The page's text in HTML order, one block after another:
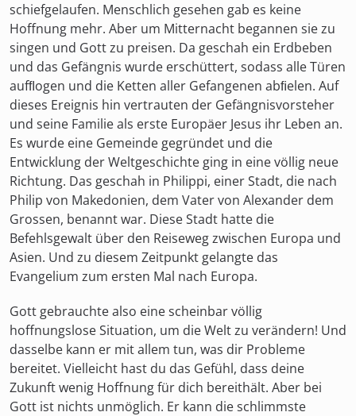
schiefgelaufen. Menschlich gesehen gab es keine
Hoffnung mehr. Aber um Mitternacht begannen sie zu
singen und Gott zu preisen. Da geschah ein Erdbeben
und das Gefängnis wurde erschüttert, sodass alle Türen
aufﬂogen und die Ketten aller Gefangenen abﬁelen. Auf
dieses Ereignis hin vertrauten der Gefängnisvorsteher
und seine Familie als erste Europäer Jesus ihr Leben an.
Es wurde eine Gemeinde gegründet und die
Entwicklung der Weltgeschichte ging in eine völlig neue
Richtung. Das geschah in Philippi, einer Stadt, die nach
Philip von Makedonien, dem Vater von Alexander dem
Grossen, benannt war. Diese Stadt hatte die
Befehlsgewalt über den Reiseweg zwischen Europa und
Asien. Und zu diesem Zeitpunkt gelangte das
Evangelium zum ersten Mal nach Europa.
Gott gebrauchte also eine scheinbar völlig
hoffnungslose Situation, um die Welt zu verändern! Und
dasselbe kann er mit allem tun, was dir Probleme
bereitet. Vielleicht hast du das Gefühl, dass deine
Zukunft wenig Hoffnung für dich bereithält. Aber bei
Gott ist nichts unmöglich. Er kann die schlimmste